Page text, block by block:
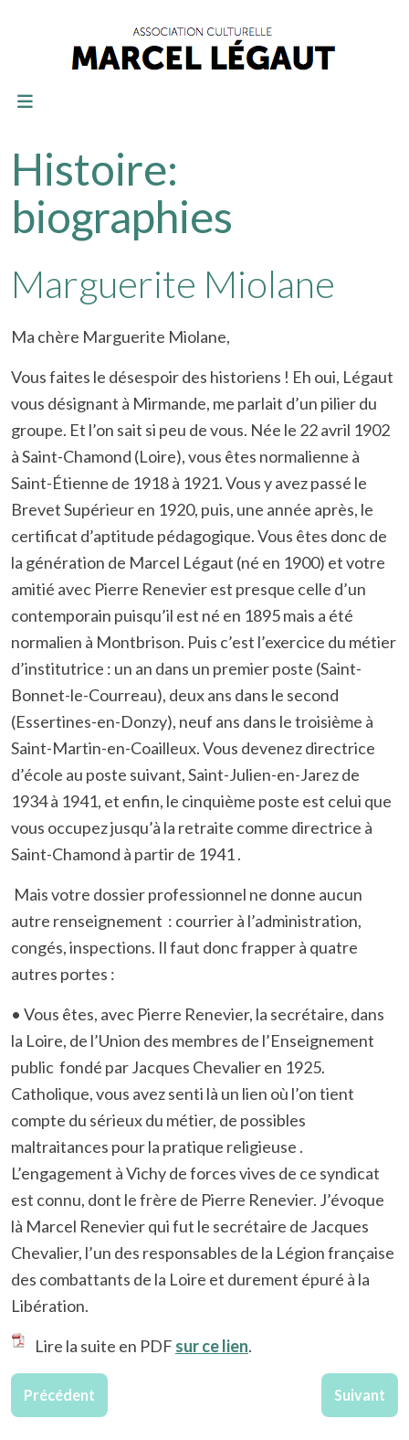
Histoire:
biographies
Marguerite Miolane
Ma chère Marguerite Miolane,
Vous faites le désespoir des historiens ! Eh oui, Légaut
vous désignant à Mirmande, me parlait d’un pilier du
groupe. Et l’on sait si peu de vous. Née le 22 avril 1902
à Saint-Chamond (Loire), vous êtes normalienne à
Saint-Étienne de 1918 à 1921. Vous y avez passé le
Brevet Supérieur en 1920, puis, une année après, le
certificat d’aptitude pédagogique. Vous êtes donc de
la génération de Marcel Légaut (né en 1900) et votre
amitié avec Pierre Renevier est presque celle d’un
contemporain puisqu’il est né en 1895 mais a été
normalien à Montbrison. Puis c’est l’exercice du métier
d’institutrice : un an dans un premier poste (Saint-
Bonnet-le-Courreau), deux ans dans le second
(Essertines-en-Donzy), neuf ans dans le troisième à
Saint-Martin-en-Coailleux. Vous devenez directrice
d’école au poste suivant, Saint-Julien-en-Jarez de
1934 à 1941, et enfin, le cinquième poste est celui que
vous occupez jusqu’à la retraite comme directrice à
Saint-Chamond à partir de 1941 .
Mais votre dossier professionnel ne donne aucun
autre renseignement : courrier à l’administration,
congés, inspections. Il faut donc frapper à quatre
autres portes :
• Vous êtes, avec Pierre Renevier, la secrétaire, dans
la Loire, de l’Union des membres de l’Enseignement
public fondé par Jacques Chevalier en 1925.
Catholique, vous avez senti là un lien où l’on tient
compte du sérieux du métier, de possibles
maltraitances pour la pratique religieuse .
L’engagement à Vichy de forces vives de ce syndicat
est connu, dont le frère de Pierre Renevier. J’évoque
là Marcel Renevier qui fut le secrétaire de Jacques
Chevalier, l’un des responsables de la Légion française
des combattants de la Loire et durement épuré à la
Libération.
Lire la suite en PDF sur ce lien.
Article précédent : Bernard Bœuf (1925-2018)
Précédent Article
Suivant